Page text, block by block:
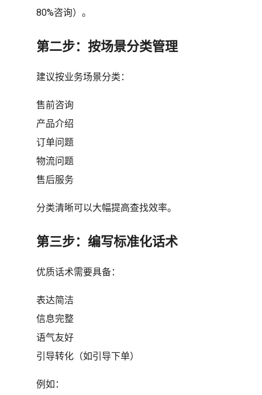
80%咨询）。
第二步：按场景分类管理
建议按业务场景分类：
售前咨询
产品介绍
订单问题
物流问题
售后服务
分类清晰可以大幅提高查找效率。
第三步：编写标准化话术
优质话术需要具备：
表达简洁
信息完整
语气友好
引导转化（如引导下单）
例如：